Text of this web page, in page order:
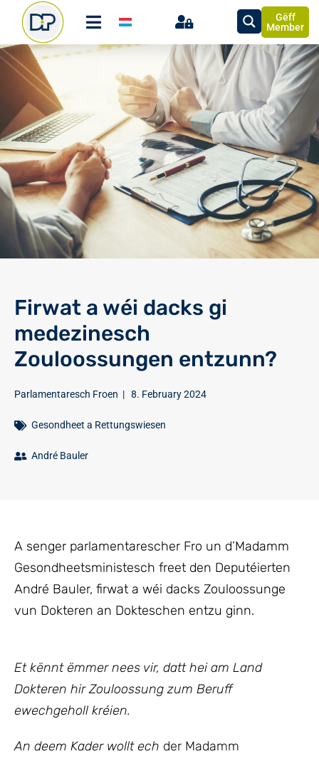
Gëff
Member
Firwat a wéi dacks gi
medezinesch
Zouloossungen entzunn?
Parlamentaresch Froen | 8. February 2024
Gesondheet a Rettungswiesen
André Bauler
A senger parlamentarescher Fro un d’Madamm
Gesondheetsministesch freet den Deputéierten
André Bauler, firwat a wéi dacks Zouloossunge
vun Dokteren an Dokteschen entzu ginn.
Et kënnt ëmmer nees vir, datt hei am Land
Dokteren hir Zouloossung zum Beruff
ewechgeholl kréien.
An deem Kader wollt ech der Madamm